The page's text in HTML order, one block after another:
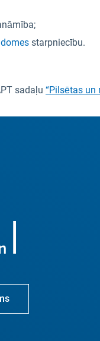
starpniecību.
sadaļu “Pilsētas un